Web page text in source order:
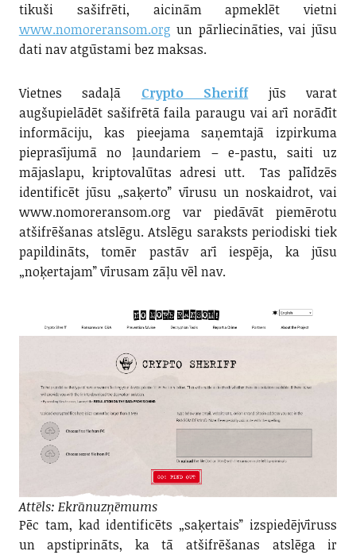
tikuši sašifrēti, aicinām apmeklēt vietni
www.nomoreransom.org un pārliecināties, vai jūsu
dati nav atgūstami bez maksas.
Vietnes sadaļā Crypto Sheriffjūs varat
augšupielādēt sašifrētā faila paraugu vai arī norādīt
informāciju, kas pieejama saņemtajā izpirkuma
pieprasījumā no ļaundariem – e-pastu, saiti uz
mājaslapu, kriptovalūtas adresi utt. Tas palīdzēs
identificēt jūsu „saķerto” vīrusu un noskaidrot, vai
www.nomoreransom.org var piedāvāt piemērotu
atšifrēšanas atslēgu. Atslēgu saraksts periodiski tiek
papildināts, tomēr pastāv arī iespēja, ka jūsu
„noķertajam” vīrusam zāļu vēl nav.
Attēls: Ekrānuzņēmums
Pēc tam, kad identificēts „saķertais” izspiedējvīruss
un apstiprināts, ka tā atšifrēšanas atslēga ir